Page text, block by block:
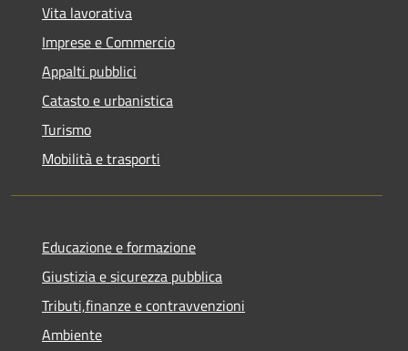
Vita lavorativa
Imprese e Commercio
Appalti pubblici
Catasto e urbanistica
Turismo
Mobilità e trasporti
Educazione e formazione
Giustizia e sicurezza pubblica
Tributi,finanze e contravvenzioni
Ambiente